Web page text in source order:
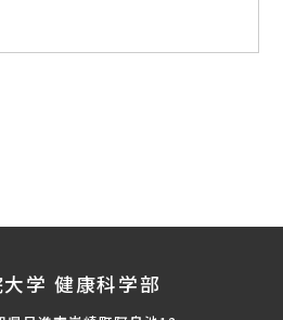
学 健康科学部